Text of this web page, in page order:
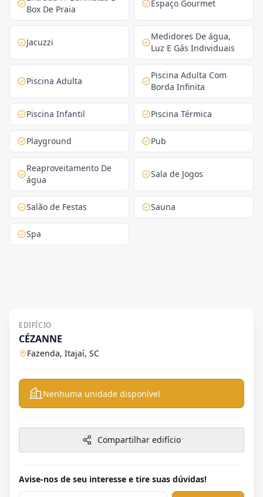
Box De Praia
Espaço Gourmet
Jacuzzi
Medidores De água,
Luz E Gás Individuais
Piscina Adulta
Piscina Adulta Com
Borda Infinita
Piscina Infantil Piscina Térmica
Playground Pub
Reaproveitamento De
água
Sala de Jogos
Salão de Festas Sauna
Spa
EDIFÍCIO
CÉZANNE
Fazenda, Itajaí, SC
Nenhuma unidade disponível
Compartilhar edifício
Avise-nos de seu interesse e tire suas dúvidas!